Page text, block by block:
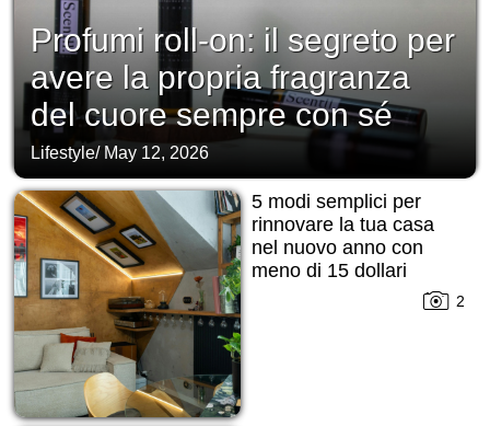
Profumi roll-on: il segreto per
avere la propria fragranza
del cuore sempre con sé
Lifestyle/ May 12, 2026
5 modi semplici per
rinnovare la tua casa
nel nuovo anno con
meno di 15 dollari
2